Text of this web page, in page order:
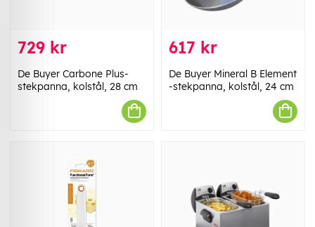
729 kr
De Buyer Carbone Plus-
stekpanna, kolstål, 28 cm
617 kr
De Buyer Mineral B Element
-stekpanna, kolstål, 24 cm